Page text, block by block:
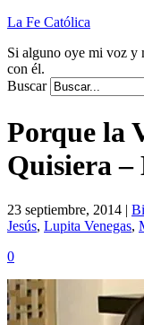
La Fe Católica
Si alguno oye mi voz y
con él.
Buscar
Porque la
Quisiera –
23 septiembre, 2014 |
Jesús, Lupita Venegas,
0